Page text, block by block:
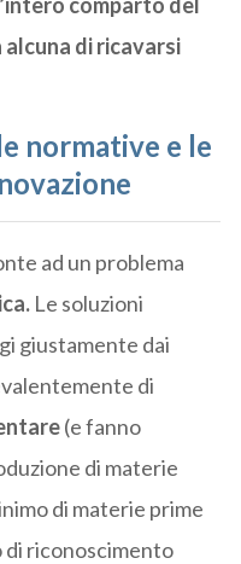
di ricavarsi
normative e le
ad un problema
Le soluzioni
giustamente dai
di
(e fanno
di materie
di materie prime
di riconoscimento